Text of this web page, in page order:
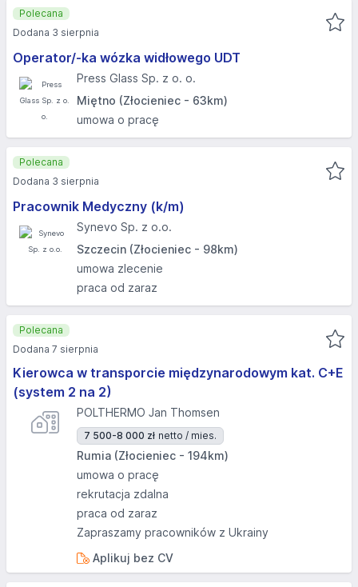
Operator/-ka wózka widłowego UDT
Press Glass Sp. z o. o.
Miętno (Złocieniec - 63km)
umowa o pracę
Polecana
Dodana 3 sierpnia
Pracownik Medyczny (k/m)
Synevo Sp. z o.o.
Szczecin (Złocieniec - 98km)
umowa zlecenie
praca od zaraz
Polecana
Dodana 3 sierpnia
Kierowca w transporcie międzynarodowym kat. C+E
(system 2 na 2)
POLTHERMO Jan Thomsen
7 500-8 000 zł netto / mies.
Rumia (Złocieniec - 194km)
umowa o pracę
rekrutacja zdalna
praca od zaraz
Zapraszamy pracowników z Ukrainy
Aplikuj bez CV
Polecana
Dodana 7 sierpnia